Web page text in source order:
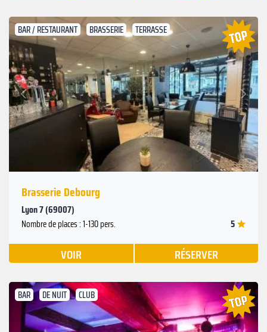
BAR / RESTAURANT BRASSERIE TERRASSE
Précédent
Suivant
Brasserie Debourg
Lyon 7 (69007)
Nombre de places : 1-130 pers. 5
VOIR RÉSERVER
BAR DE NUIT CLUB